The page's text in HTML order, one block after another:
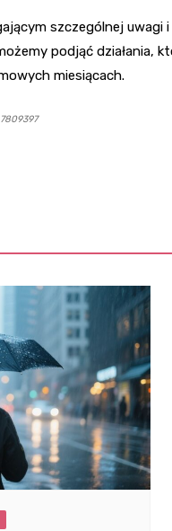
szczególnej uwagi
podjąć działania,
miesiącach.